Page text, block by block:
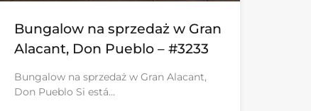
Bungalow na sprzedaż w Gran
Alacant, Don Pueblo – #3233
Bungalow na sprzedaż w Gran Alacant,
Don Pueblo Si está…